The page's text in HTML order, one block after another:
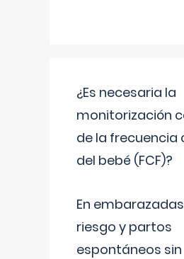
¿Es necesaria la
monitorización
de la frecuencia
del bebé (FCF)?
En
riesgo y partos
espontáneos sin